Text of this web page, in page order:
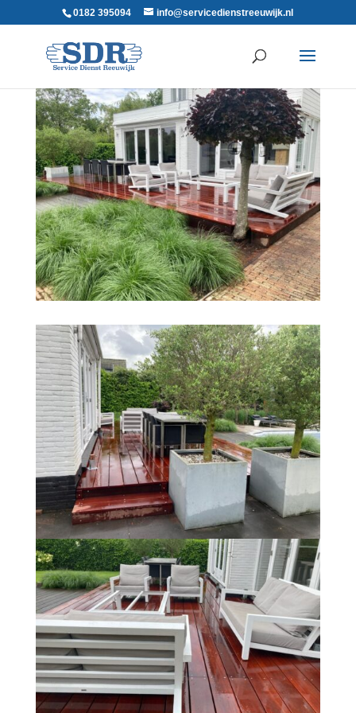
0182 395094 info@servicedienstreeuwijk.nl